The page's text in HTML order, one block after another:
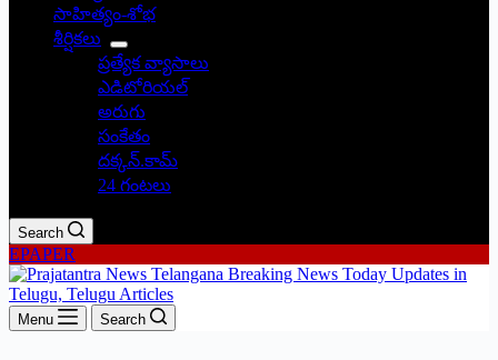
సాహిత్యం-శోభ
శీర్షికలు
ప్రత్యేక వ్యాసాలు
ఎడిటోరియల్
అరుగు
సంకేతం
దక్కన్.కామ్
24 గంటలు
Search
EPAPER
Menu Search